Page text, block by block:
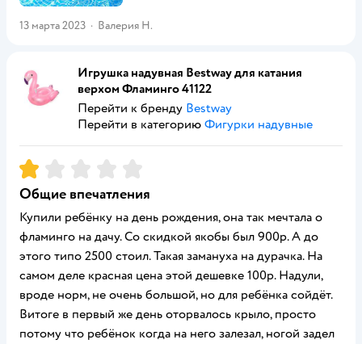
13 марта 2023 · Валерия Н.
Игрушка надувная Bestway для катания
верхом Фламинго 41122
Перейти к бренду Bestway
Перейти в категорию Фигурки надувные
Рейтинг:1
Общие впечатления
Купили ребёнку на день рождения, она так мечтала о
фламинго на дачу. Со скидкой якобы был 900р. А до
этого типо 2500 стоил. Такая замануха на дурачка. На
самом деле красная цена этой дешевке 100р. Надули,
вроде норм, не очень большой, но для ребёнка сойдёт.
Витоге в первый же день оторвалось крыло, просто
потому что ребёнок когда на него залезал, ногой задел